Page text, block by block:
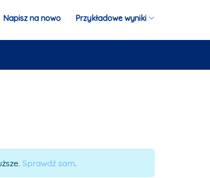
Napisz na nowo Przykładowe wyniki
Sprawdź sam.